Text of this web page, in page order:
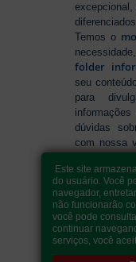
Temos o
folder
seu
para
dúvidas
com nossa
destaca.
Este site
do usuário. Você
navegador,
não funcionarão
você pode
continuar
serviços, você